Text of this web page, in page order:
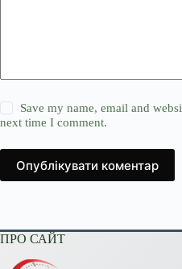
Save my name, email and
next time I comment.
Опублікувати коментар
ПРО САЙТ